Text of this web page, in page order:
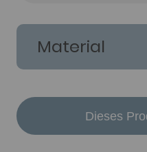
Material
Dieses